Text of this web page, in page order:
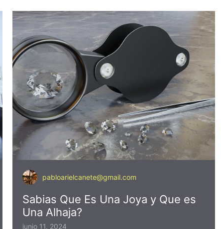
pabloarielcanete@gmail.com
Sabias Que Es Una Joya y Que es
Una Alhaja?
junio 11, 2024